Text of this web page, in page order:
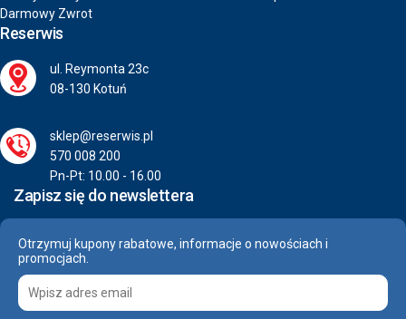
Darmowy Zwrot
Reserwis
ul. Reymonta 23c
08-130 Kotuń
sklep@reserwis.pl
570 008 200
Pn-Pt: 10.00 - 16.00
Zapisz się do newslettera
Otrzymuj kupony rabatowe, informacje o nowościach i
promocjach.